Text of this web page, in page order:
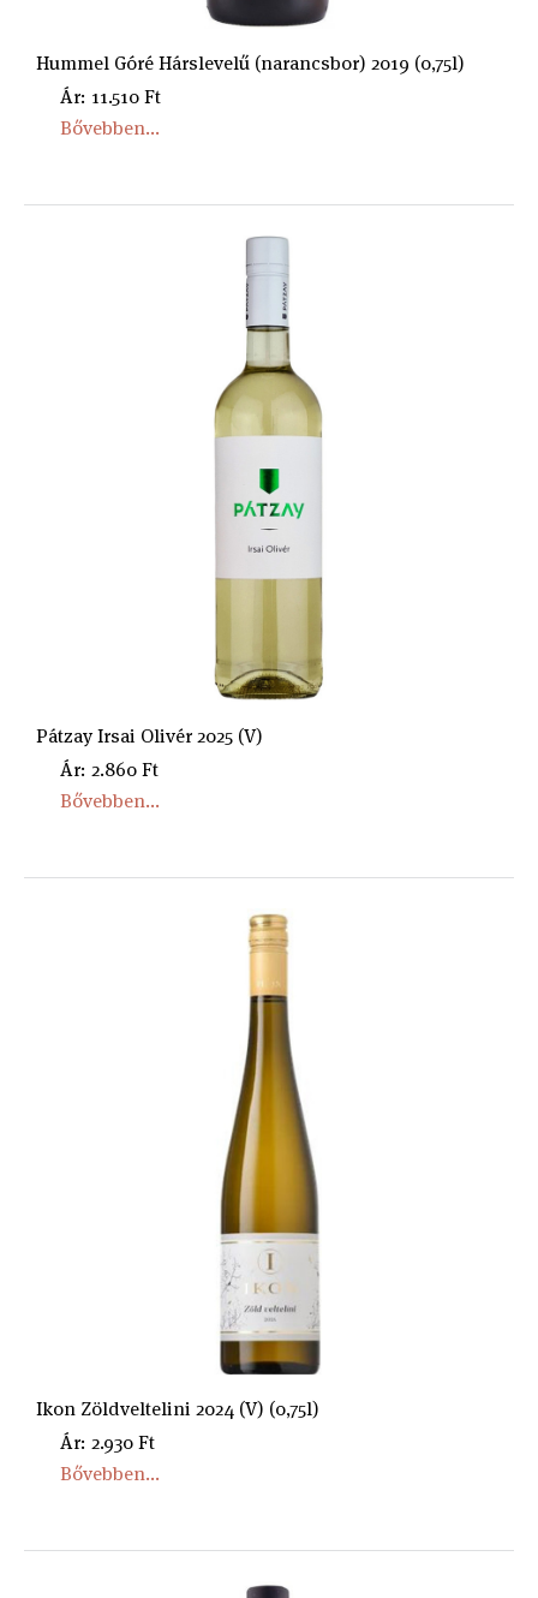
Hummel Góré Hárslevelű (narancsbor) 2019 (0,75l)
Ár: 11.510 Ft
Bővebben...
Pátzay Irsai Olivér 2025 (V)
Ár: 2.860 Ft
Bővebben...
Ikon Zöldveltelini 2024 (V) (0,75l)
Ár: 2.930 Ft
Bővebben...